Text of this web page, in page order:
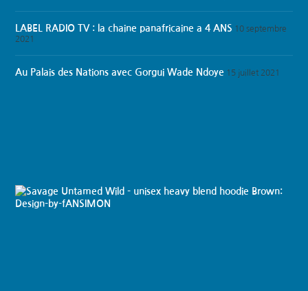
LABEL RADIO TV : la chaine panafricaine a 4 ANS 10 septembre
2021
Au Palais des Nations avec Gorgui Wade Ndoye 15 juillet 2021